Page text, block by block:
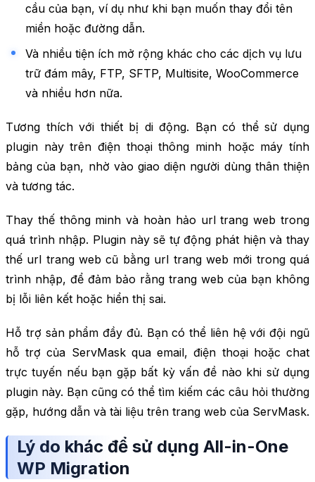
cầu của bạn, ví dụ như khi bạn muốn thay đổi tên
miền hoặc đường dẫn.
Và nhiều tiện ích mở rộng khác cho các dịch vụ lưu
trữ đám mây, FTP, SFTP, Multisite, WooCommerce
và nhiều hơn nữa.
Tương thích với thiết bị di động. Bạn có thể sử dụng
plugin này trên điện thoại thông minh hoặc máy tính
bảng của bạn, nhờ vào giao diện người dùng thân thiện
và tương tác.
Thay thế thông minh và hoàn hảo url trang web trong
quá trình nhập. Plugin này sẽ tự động phát hiện và thay
thế url trang web cũ bằng url trang web mới trong quá
trình nhập, để đảm bảo rằng trang web của bạn không
bị lỗi liên kết hoặc hiển thị sai.
Hỗ trợ sản phẩm đầy đủ. Bạn có thể liên hệ với đội ngũ
hỗ trợ của ServMask qua email, điện thoại hoặc chat
trực tuyến nếu bạn gặp bất kỳ vấn đề nào khi sử dụng
plugin này. Bạn cũng có thể tìm kiếm các câu hỏi thường
gặp, hướng dẫn và tài liệu trên trang web của ServMask.
Lý do khác để sử dụng All-in-One
WP Migration